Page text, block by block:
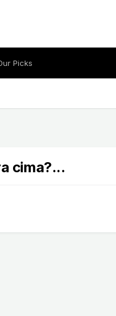
Picks
cima?...